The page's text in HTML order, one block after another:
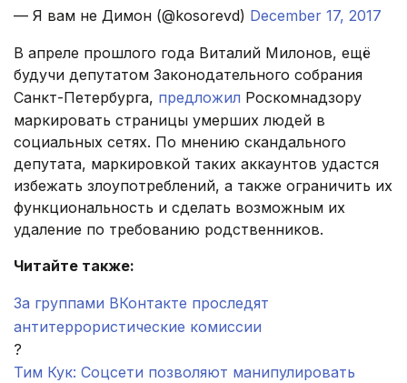
— Я вам не Димон (@kosorevd) December 17, 2017
В апреле прошлого года Виталий Милонов, ещё
будучи депутатом Законодательного собрания
Санкт-Петербурга, предложил Роскомнадзору
маркировать страницы умерших людей в
социальных сетях. По мнению скандального
депутата, маркировкой таких аккаунтов удастся
избежать злоупотреблений, а также ограничить их
функциональность и сделать возможным их
удаление по требованию родственников.
Читайте также:
За группами ВКонтакте проследят
антитеррористические комиссии
?
Тим Кук: Соцсети позволяют манипулировать